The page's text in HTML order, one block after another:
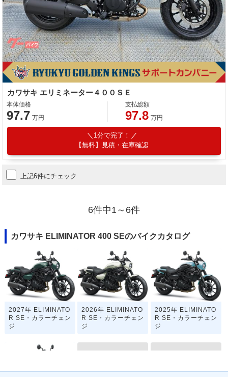
カワサキ エリミネーター４００ＳＥ
本体価格
97.7 万円
支払総額
97.8 万円
1分で完了！
【無料】見積・在庫確認
上記6件にチェック
6件中1～6件
カワサキ ELIMINATOR 400 SEのバイクカタログ
2027年 ELIMINATO
R SE・カラーチェン
ジ
2026年 ELIMINATO
R SE・カラーチェン
ジ
2025年 ELIMINATO
R SE・カラーチェン
ジ